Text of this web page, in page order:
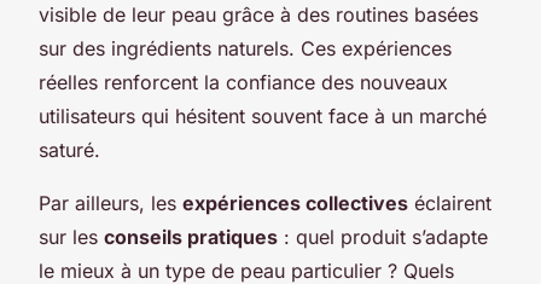
visible de leur peau grâce à des routines basées
sur des ingrédients naturels. Ces expériences
réelles renforcent la confiance des nouveaux
utilisateurs qui hésitent souvent face à un marché
saturé.
Par ailleurs, les expériences collectives éclairent
sur les conseils pratiques : quel produit s’adapte
le mieux à un type de peau particulier ? Quels